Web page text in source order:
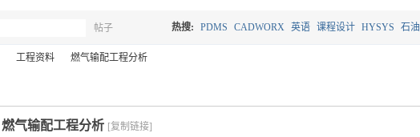
帖子
索
热搜: PDMS CADWORX 英语 课程设计 HYSYS 石
›
工程资料
›
燃气输配工程分析
燃气输配工程分析 [复制链接]